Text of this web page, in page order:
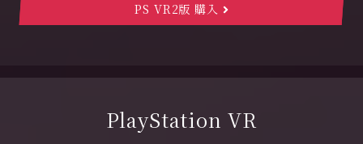
PS VR2版 購入
PlayStation VR